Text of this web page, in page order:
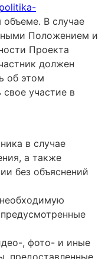
объеме. В случае
Положением и
Проекта
должен
об этом
свое участие в
в случае
а также
без объяснений
, фото- и иные
предоставленные